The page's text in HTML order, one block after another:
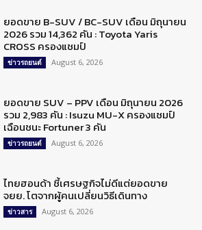
ยอดขาย B-SUV / BC-SUV เดือน มิถุนายน
2026 รวม 14,362 คัน : Toyota Yaris
CROSS ครองแชมป์
ข่าวรถยนต์ August 6, 2026
ยอดขาย SUV – PPV เดือน มิถุนายน 2026
รวม 2,983 คัน : Isuzu MU-X ครองแชมป์
เฉือนชนะ Fortuner 3 คัน
ข่าวรถยนต์ August 6, 2026
ไทยฮอนด้า ชี้เศรษฐกิจไม่ดีแต่ยอดขาย
จยย. โตจากผู้คนเปลี่ยนวิธีเดินทาง
ข่าวสาร August 6, 2026